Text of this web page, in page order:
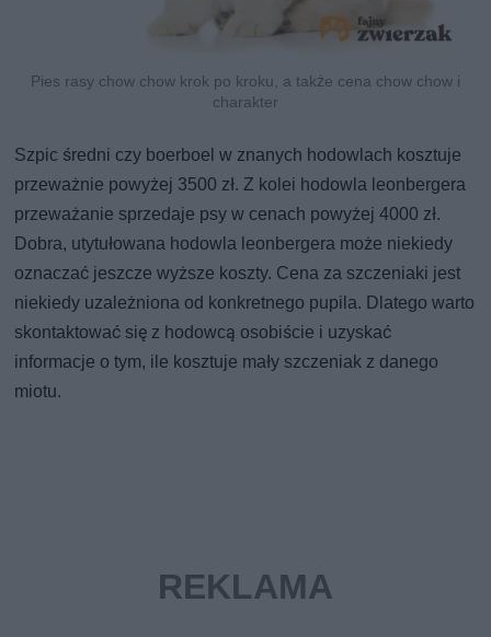
Pies rasy chow chow krok po kroku, a także cena chow chow i
charakter
Szpic średni czy boerboel w znanych hodowlach kosztuje
przeważnie powyżej 3500 zł. Z kolei hodowla leonbergera
przeważanie sprzedaje psy w cenach powyżej 4000 zł.
Dobra, utytułowana hodowla leonbergera może niekiedy
oznaczać jeszcze wyższe koszty. Cena za szczeniaki jest
niekiedy uzależniona od konkretnego pupila. Dlatego warto
skontaktować się z hodowcą osobiście i uzyskać
informacje o tym, ile kosztuje mały szczeniak z danego
miotu.